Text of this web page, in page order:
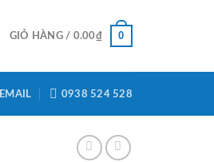
GIỎ HÀNG / 0.00₫ 0
EMAIL 0938 524 528